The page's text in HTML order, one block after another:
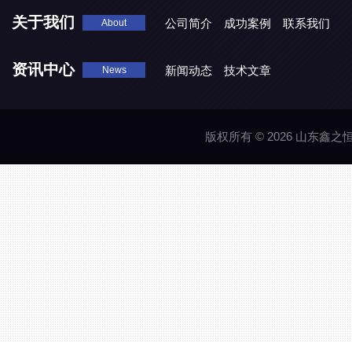
关于我们 About 公司简介 成功案例 联系我们
资讯中心 News 新闻动态 技术文章
版权所有 © 2026 山东鑫之